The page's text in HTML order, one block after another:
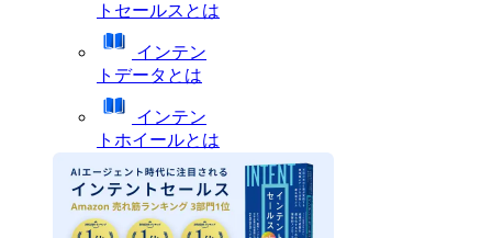
トセールスとは
インテン
トデータとは
インテン
トホイールとは